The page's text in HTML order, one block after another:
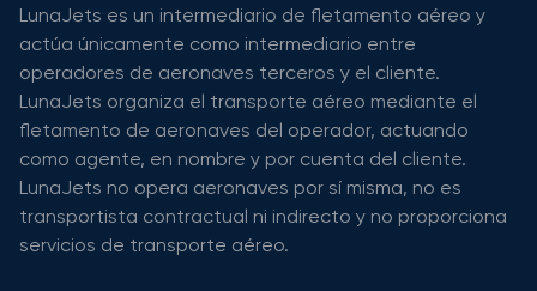
LunaJets es un intermediario de fletamento aéreo y
actúa únicamente como intermediario entre
operadores de aeronaves terceros y el cliente.
LunaJets organiza el transporte aéreo mediante el
fletamento de aeronaves del operador, actuando
como agente, en nombre y por cuenta del cliente.
LunaJets no opera aeronaves por sí misma, no es
transportista contractual ni indirecto y no proporciona
servicios de transporte aéreo.